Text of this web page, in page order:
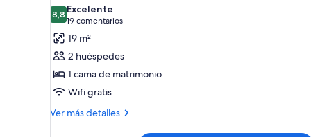
las
fotos
de
Habitación
Signature
8,88,8 de 10
Excelente
19 comentarios
(19 comentarios)
19 m²
2 huéspedes
1 cama de matrimonio
Wifi gratis
Ver más detalles
Más